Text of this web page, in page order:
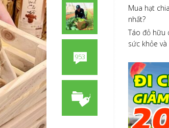
953
Mua hạt
nhất?
Táo đỏ hữu
sức khỏe